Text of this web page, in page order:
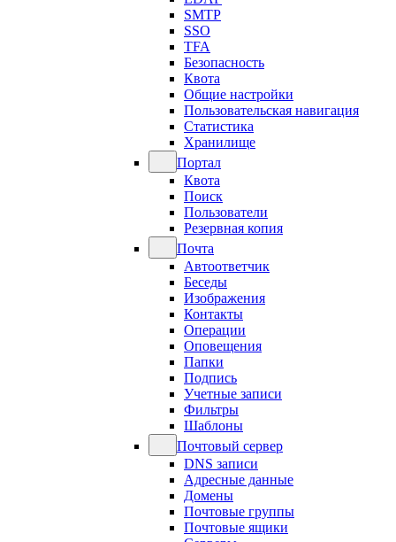
SMTP
SSO
TFA
Безопасность
Квота
Общие настройки
Пользовательская навигация
Статистика
Хранилище
Портал
Квота
Поиск
Пользователи
Резервная копия
Почта
Автоответчик
Беседы
Изображения
Контакты
Операции
Оповещения
Папки
Подпись
Учетные записи
Фильтры
Шаблоны
Почтовый сервер
DNS записи
Адресные данные
Домены
Почтовые группы
Почтовые ящики